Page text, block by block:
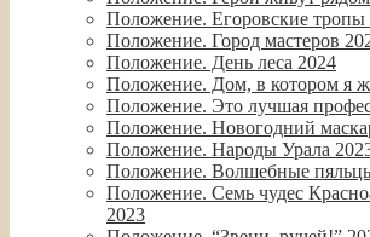
Положение. Егоровские тропы
Положение. Город мастеров
Положение. День леса 2024
Положение. Дом, в котором я
Положение. Это лучшая
Положение. Новогодний
Положение. Народы Урала
Положение. Волшебные
Положение. Семь чудес
2023